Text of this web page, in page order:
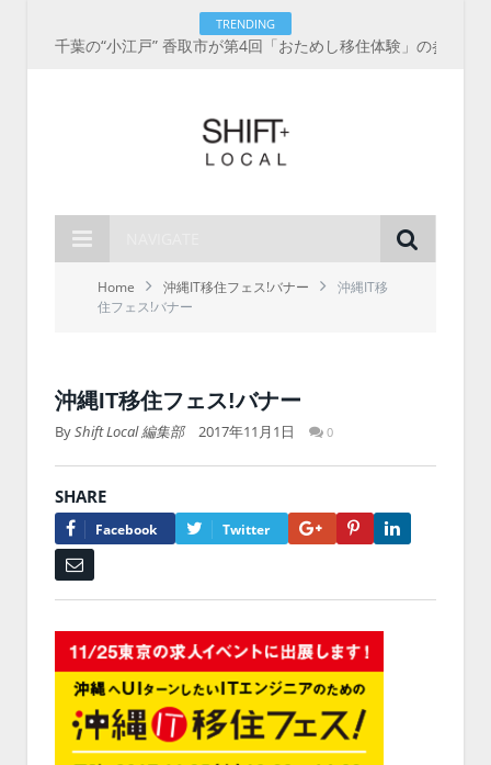
TRENDING
Home 沖縄IT移住フェス!バナー
沖縄IT移
住フェス!バナー
沖縄IT移住フェス!バナー
ByShift Local 編集部 2017年11月1日 0
SHARE
Facebook Twitter Google+Pinterest